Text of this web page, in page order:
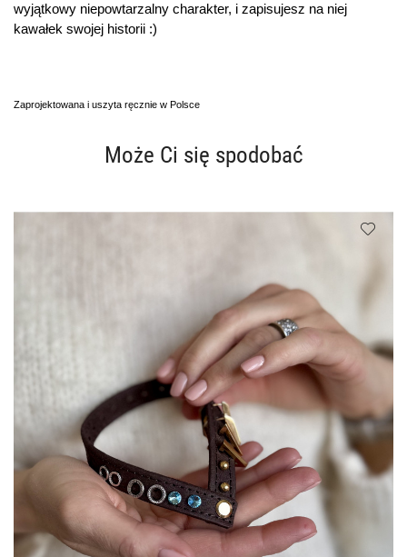
wyjątkowy niepowtarzalny charakter, i zapisujesz na niej
kawałek swojej historii :)
Zaprojektowana i uszyta ręcznie w Polsce
Może Ci się spodobać